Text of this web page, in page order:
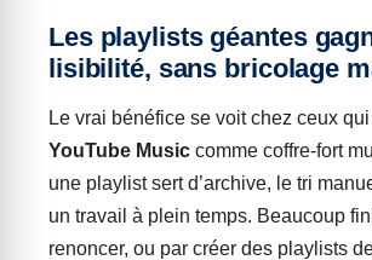
Les playlists géantes
lisibilité, sans bricolage
Le vrai bénéfice se voit chez ceux
YouTube Music comme coffre-fort
une playlist sert d’archive, le tri
un travail à plein temps. Beaucoup
renoncer, ou par créer des playlists